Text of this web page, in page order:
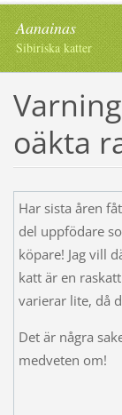
Aanainas
Sibiriska katter
oäkta
Har sista åren
del uppfödare
köpare! Jag vill
katt är en
varierar lite, då
Det är några
medveten om!